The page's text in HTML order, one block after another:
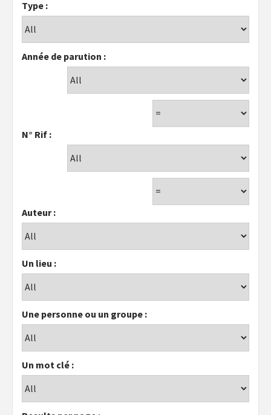
Type :
Année de parution :
N° Rif :
Auteur :
Un lieu :
Une personne ou un groupe :
Un mot clé :